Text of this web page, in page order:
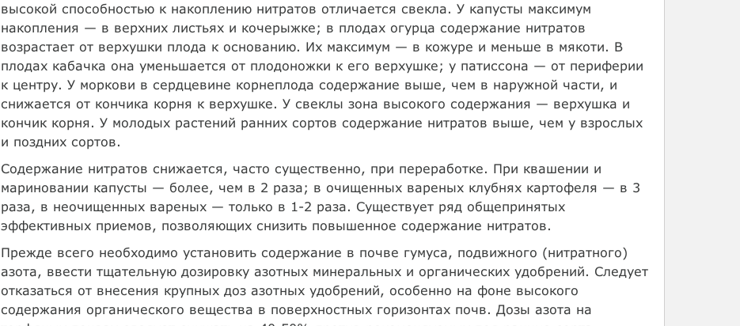
высокой способностью к накоплению нитратов отличается свекла. У капусты максимум
накопления — в верхних листьях и кочерыжке; в плодах огурца содержание нитратов
возрастает от верхушки плода к основанию. Их максимум — в кожуре и меньше в мякоти. В
плодах кабачка она уменьшается от плодоножки к его верхушке; у патиссона — от периферии
к центру. У моркови в сердцевине корнеплода содержание выше, чем в наружной части, и
снижается от кончика корня к верхушке. У свеклы зона высокого содержания — верхушка и
кончик корня. У молодых растений ранних сортов содержание нитратов выше, чем у взрослых
и поздних сортов.
Содержание нитратов снижается, часто существенно, при переработке. При квашении и
мариновании капусты — более, чем в 2 раза; в очищенных вареных клубнях картофеля — в 3
раза, в неочищенных вареных — только в 1-2 раза. Существует ряд общепринятых
эффективных приемов, позволяющих снизить повышенное содержание нитратов.
Прежде всего необходимо установить содержание в почве гумуса, подвижного (нитратного)
азота, ввести тщательную дозировку азотных минеральных и органических удобрений. Следует
отказаться от внесения крупных доз азотных удобрений, особенно на фоне высокого
содержания органического вещества в поверхностных горизонтах почв. Дозы азота на